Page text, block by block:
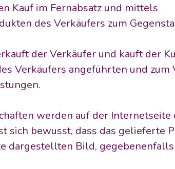
Kauf im Fernabsatz und mittels
des Verkäufers zum
der Verkäufer und kauft der
Verkäufers angeführten und zum
werden auf der Internetseite
sich bewusst, dass das gelieferte
dargestellten Bild,